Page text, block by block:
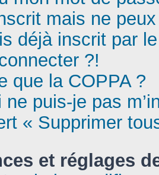
mais ne
déjà inscrit par
?!
que la COPPA ?
ne puis-je pas
« Supprimer
et réglages